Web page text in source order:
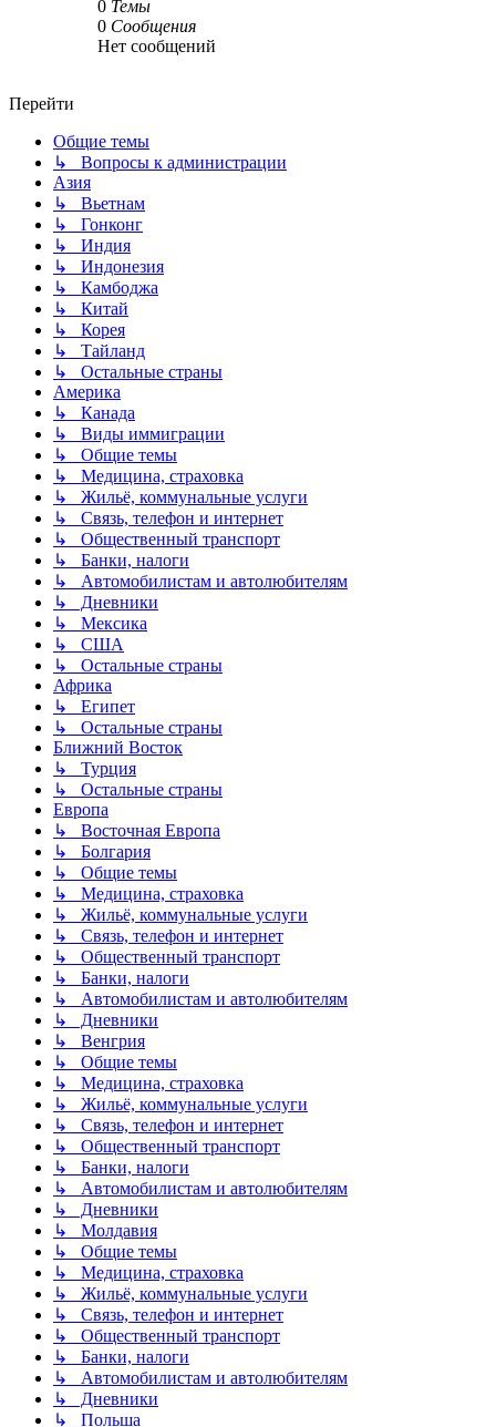
0 Темы
0 Сообщения
Нет сообщений
Перейти
Общие темы
↳ Вопросы к администрации
Азия
↳ Вьетнам
↳ Гонконг
↳ Индия
↳ Индонезия
↳ Камбоджа
↳ Китай
↳ Корея
↳ Тайланд
↳ Остальные страны
Америка
↳ Канада
↳ Виды иммиграции
↳ Общие темы
↳ Медицина, страховка
↳ Жильё, коммунальные услуги
↳ Связь, телефон и интернет
↳ Общественный транспорт
↳ Банки, налоги
↳ Автомобилистам и автолюбителям
↳ Дневники
↳ Мексика
↳ США
↳ Остальные страны
Африка
↳ Египет
↳ Остальные страны
Ближний Восток
↳ Турция
↳ Остальные страны
Европа
↳ Восточная Европа
↳ Болгария
↳ Общие темы
↳ Медицина, страховка
↳ Жильё, коммунальные услуги
↳ Связь, телефон и интернет
↳ Общественный транспорт
↳ Банки, налоги
↳ Автомобилистам и автолюбителям
↳ Дневники
↳ Венгрия
↳ Общие темы
↳ Медицина, страховка
↳ Жильё, коммунальные услуги
↳ Связь, телефон и интернет
↳ Общественный транспорт
↳ Банки, налоги
↳ Автомобилистам и автолюбителям
↳ Дневники
↳ Молдавия
↳ Общие темы
↳ Медицина, страховка
↳ Жильё, коммунальные услуги
↳ Связь, телефон и интернет
↳ Общественный транспорт
↳ Банки, налоги
↳ Автомобилистам и автолюбителям
↳ Дневники
↳ Польша